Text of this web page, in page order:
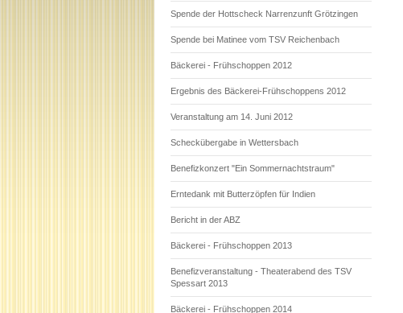
Spende der Hottscheck Narrenzunft Grötzingen
Spende bei Matinee vom TSV Reichenbach
Bäckerei - Frühschoppen 2012
Ergebnis des Bäckerei-Frühschoppens 2012
Veranstaltung am 14. Juni 2012
Scheckübergabe in Wettersbach
Benefizkonzert "Ein Sommernachtstraum"
Erntedank mit Butterzöpfen für Indien
Bericht in der ABZ
Bäckerei - Frühschoppen 2013
Benefizveranstaltung - Theaterabend des TSV
Spessart 2013
Bäckerei - Frühschoppen 2014